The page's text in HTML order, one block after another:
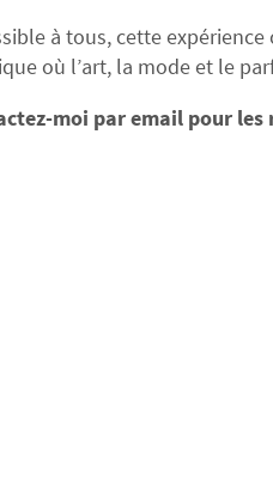
à tous, cette
où l’art, la mode et le
moi par email pour les